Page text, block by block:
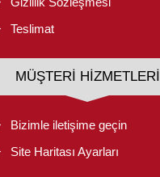
Teslimat
MÜŞTERI HIZMETLERI
Bizimle iletişime geçin
Site Haritası Ayarları